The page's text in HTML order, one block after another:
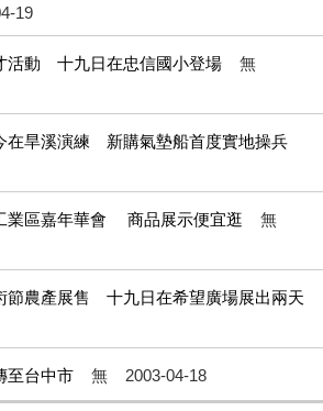
19
活動 十九日在忠信國小登場
無
在旱溪演練 新購氣墊船首度實地操兵
業區嘉年華會 商品展示便宜逛
無
節農產展售 十九日在希望廣場展出兩天
至台中市 無 2003-04-18